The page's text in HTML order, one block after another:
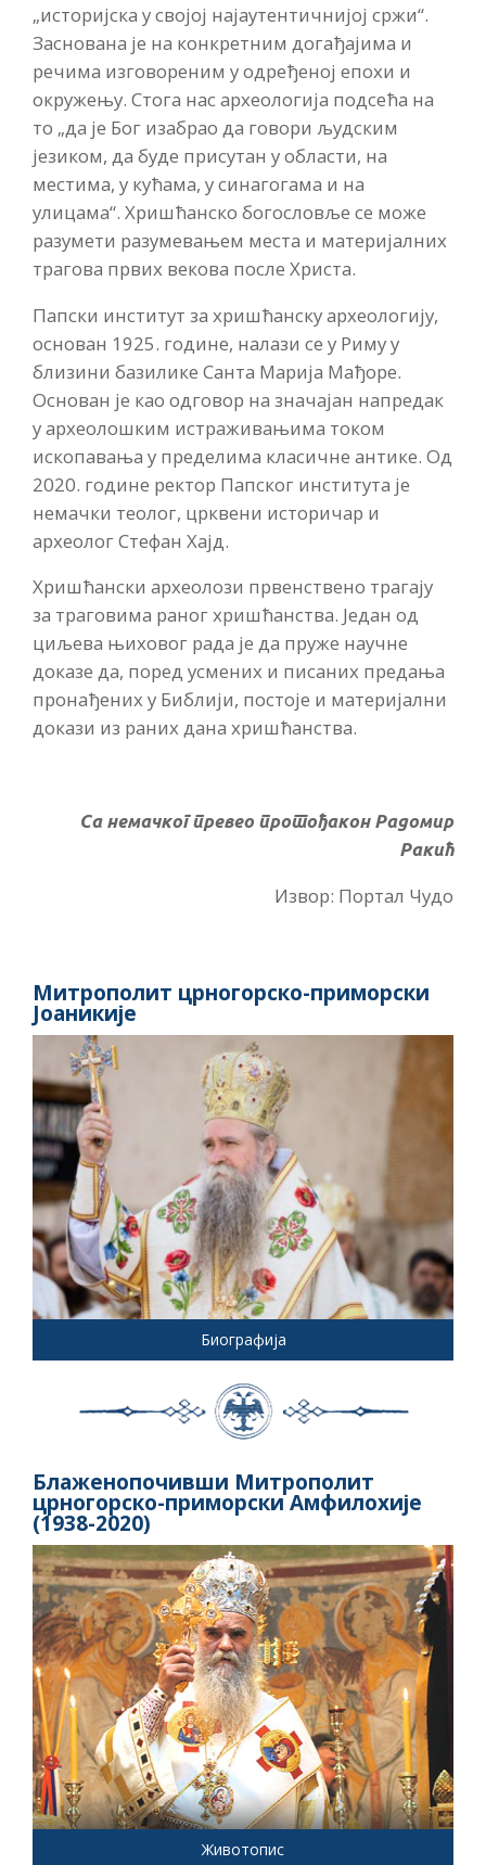
„историјска у својој најаутентичнијој сржи“.
Заснована је на конкретним догађајима и
речима изговореним у одређеној епохи и
окружењу. Стога нас археологија подсећа на
то „да је Бог изабрао да говори људским
језиком, да буде присутан у области, на
местима, у кућама, у синагогама и на
улицама“. Хришћанско богословље се може
разумети разумевањем места и материјалних
трагова првих векова после Христа.
Папски институт за хришћанску археологију,
основан 1925. године, налази се у Риму у
близини базилике Санта Марија Мађоре.
Основан је као одговор на значајан напредак
у археолошким истраживањима током
ископавања у пределима класичне антике. Од
2020. године ректор Папског института је
немачки теолог, црквени историчар и
археолог Стефан Хајд.
Хришћански археолози првенствено трагају
за траговима раног хришћанства. Један од
циљева њиховог рада је да пруже научне
доказе да, поред усмених и писаних предања
пронађених у Библији, постоје и материјални
докази из раних дана хришћанства.
Са немачког превео протођакон Радомир
Ракић
Извор: Портал Чудо
Митрополит црногорско-приморски
Јоаникије
Биографија
Блаженопочивши Митрополит
црногорско-приморски Амфилохије
(1938-2020)
Животопис